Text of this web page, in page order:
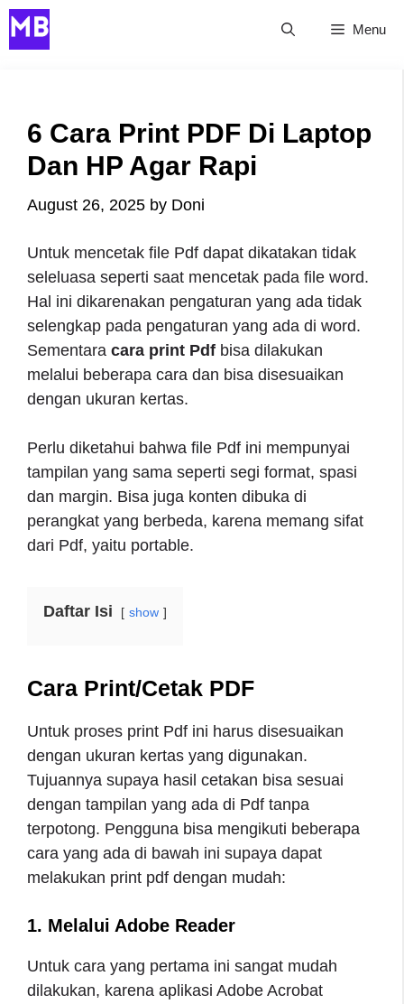
Skip
to
Menu
6 Cara Print PDF Di Laptop
Dan HP Agar Rapi
August 26, 2025 by Doni
Untuk mencetak file Pdf dapat dikatakan tidak
seleluasa seperti saat mencetak pada file word.
Hal ini dikarenakan pengaturan yang ada tidak
selengkap pada pengaturan yang ada di word.
Sementara cara print Pdf bisa dilakukan
melalui beberapa cara dan bisa disesuaikan
dengan ukuran kertas.
Perlu diketahui bahwa file Pdf ini mempunyai
tampilan yang sama seperti segi format, spasi
dan margin. Bisa juga konten dibuka di
perangkat yang berbeda, karena memang sifat
dari Pdf, yaitu portable.
Daftar Isi show
Cara Print/Cetak PDF
Untuk proses print Pdf ini harus disesuaikan
dengan ukuran kertas yang digunakan.
Tujuannya supaya hasil cetakan bisa sesuai
dengan tampilan yang ada di Pdf tanpa
terpotong. Pengguna bisa mengikuti beberapa
cara yang ada di bawah ini supaya dapat
melakukan print pdf dengan mudah:
1. Melalui Adobe Reader
Untuk cara yang pertama ini sangat mudah
dilakukan, karena aplikasi Adobe Acrobat